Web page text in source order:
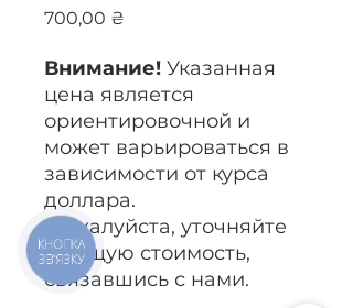
700,00 ₴
Внимание! Указанная
цена является
ориентировочной и
может варьироваться в
зависимости от курса
доллара.
Пожалуйста, уточняйте
текущую стоимость,
связавшись с нами.
КНОПКА
ЗВ'ЯЗКУ